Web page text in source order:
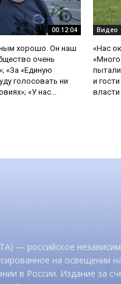
00:12:04
хорошо. Он наш
очень
«За «Единую
голосовать ни
«У нас...
Видео
«Нас
и
— российское
на освещении
в России. Издание за